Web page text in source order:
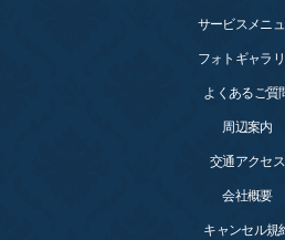
サービスメニ
フォトギャラ
よくあるご質
周辺案内
交通アクセス
会社概要
キャンセル規